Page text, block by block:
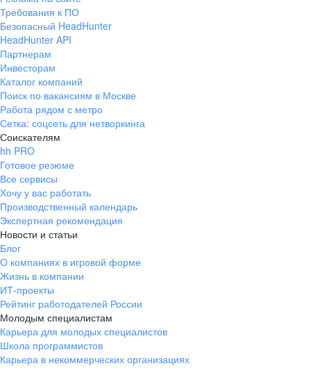
Требования к ПО
Безопасный HeadHunter
HeadHunter API
Партнерам
Инвесторам
Каталог компаний
Поиск по вакансиям в Москве
Работа рядом с метро
Сетка: соцсеть для нетворкинга
Соискателям
hh PRO
Готовое резюме
Все сервисы
Хочу у вас работать
Производственный календарь
Экспертная рекомендация
Новости и статьи
Блог
О компаниях в игровой форме
Жизнь в компании
ИТ-проекты
Рейтинг работодателей России
Молодым специалистам
Карьера для молодых специалистов
Школа программистов
Карьера в некоммерческих организациях